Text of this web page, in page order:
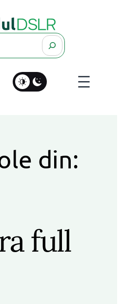
Search
din:
full